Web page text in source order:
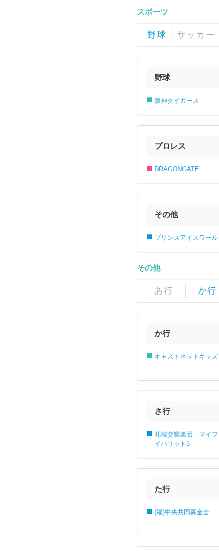
スポーツ
野球 サッカー
野球
阪神タイガース
プロレス
DRAGONGATE
その他
プリンスアイスワー
その他
あ行 か行
か行
キャストネットキッズ
さ行
札幌交響楽団 マイフ
イバリット3
た行
(福)中央共同募金会